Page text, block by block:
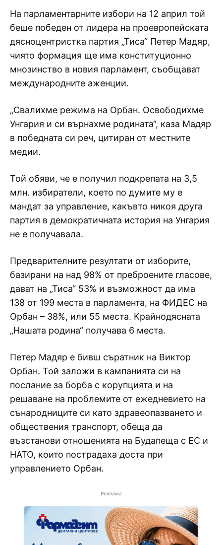
На парламентарните избори на 12 април той
беше победен от лидера на проевропейската
дясноцентристка партия „Тиса“ Петер Мадяр,
чиято формация ще има конституционно
мнозинство в новия парламент, съобщават
международните аженции.
„Свалихме режима на Орбан. Освободихме
Унгария и си върнахме родината“, каза Мадяр
в победната си реч, цитиран от местните
медии.
Той обяви, че е получил подкрепата на 3,5
млн. избиратели, което по думите му е
мандат за управление, какъвто никоя друга
партия в демократичната история на Унгария
не е получавала.
Предварителните резултати от изборите,
базирани на над 98% от преброените гласове,
дават на „Тиса“ 53% и възможност да има
138 от 199 места в парламента, на ФИДЕС на
Орбан – 38%, или 55 места. Крайнодясната
„Нашата родина“ получава 6 места.
Петер Мадяр е бивш съратник на Виктор
Орбан. Той заложи в кампанията си на
послание за борба с корупцията и на
решаване на проблемите от ежедневието на
сънародниците си като здравеопазването и
обществения транспорт, обеща да
възстанови отношенията на Будапеща с ЕС и
НАТО, които пострадаха доста при
управлението Орбан.
Реклама